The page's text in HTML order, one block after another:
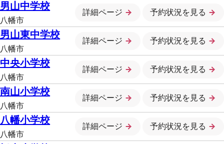
男山中学校
八幡市
詳細ページ 予約状況を見る
男山東中学校
八幡市
詳細ページ 予約状況を見る
中央小学校
八幡市
詳細ページ 予約状況を見る
南山小学校
八幡市
詳細ページ 予約状況を見る
八幡小学校
八幡市
詳細ページ 予約状況を見る